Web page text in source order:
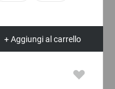
+ Aggiungi al carrello